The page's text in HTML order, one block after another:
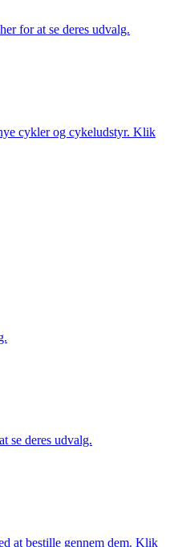
for at se deres udvalg.
cykler og cykeludstyr. Klik
se deres udvalg.
at bestille gennem dem. Klik